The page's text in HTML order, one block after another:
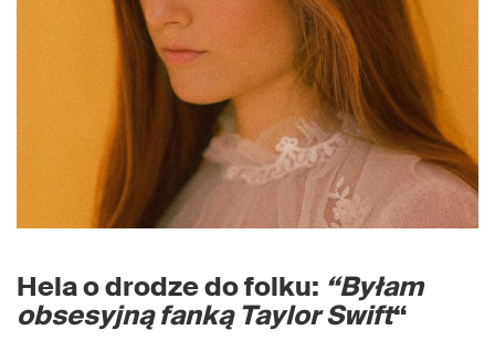
Hela o drodze do folku: “Byłam
obsesyjną fanką Taylor Swift“